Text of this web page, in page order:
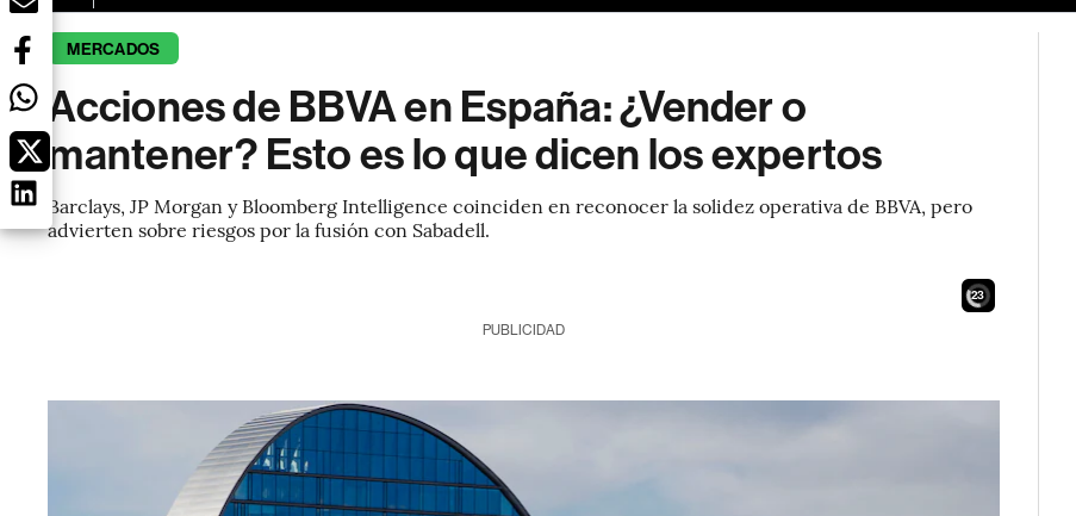
MERCADOS
Acciones de BBVA en España: ¿Vender o
mantener? Esto es lo que dicen los expertos
Barclays, JP Morgan y Bloomberg Intelligence coinciden en reconocer la solidez operativa de BBVA, pero
advierten sobre riesgos por la fusión con Sabadell.
21
PUBLICIDAD